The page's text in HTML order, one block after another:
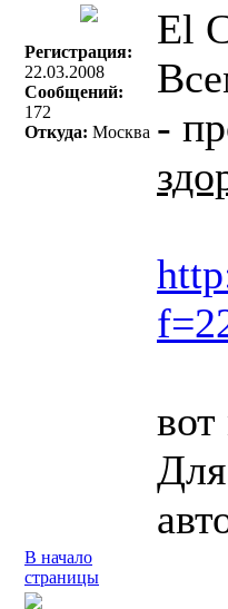
Регистрация:
22.03.2008
Сообщений:
172
Откуда: Москва
El
-
вот
В начало
страницы